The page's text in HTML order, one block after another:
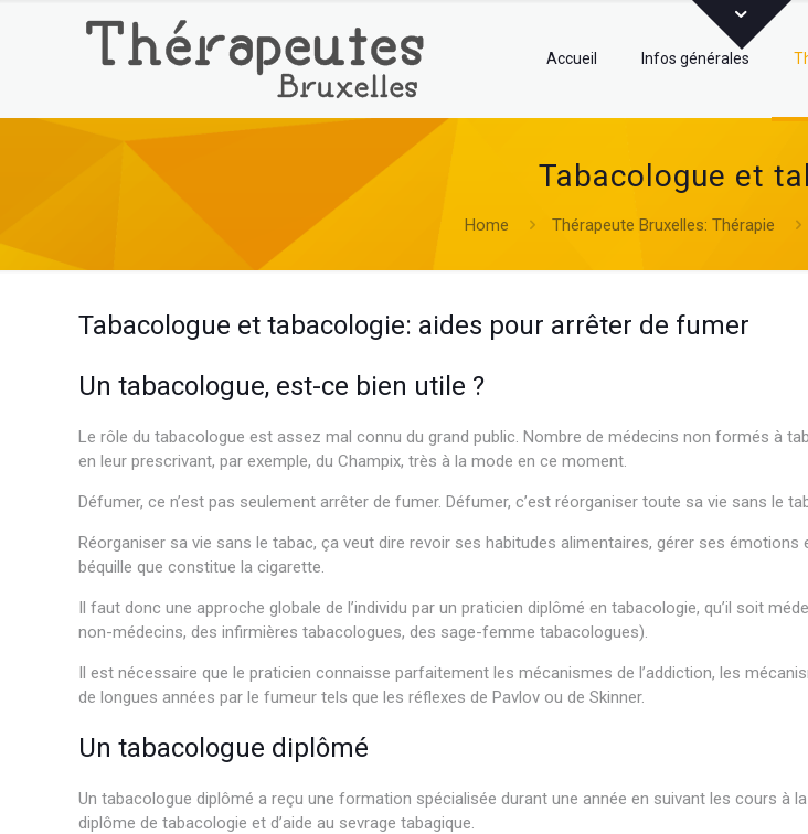
Accueil Infos générales
Tabacologue et
Home Thérapeute Bruxelles: Thérapie
Tabacologue et tabacologie: aides pour arrêter de fumer
Un tabacologue, est-ce bien utile ?
Le rôle du tabacologue est assez mal connu du grand public. Nombre de médecins non formés à
en leur prescrivant, par exemple, du Champix, très à la mode en ce moment.
Défumer, ce n’est pas seulement arrêter de fumer. Défumer, c’est réorganiser toute sa vie sans le
Réorganiser sa vie sans le tabac, ça veut dire revoir ses habitudes alimentaires, gérer ses
béquille que constitue la cigarette.
Il faut donc une approche globale de l’individu par un praticien diplômé en tabacologie, qu’il soit
non-médecins, des infirmières tabacologues, des sage-femme tabacologues).
Il est nécessaire que le praticien connaisse parfaitement les mécanismes de l’addiction, les
de longues années par le fumeur tels que les réflexes de Pavlov ou de Skinner.
Un tabacologue diplômé
Un tabacologue diplômé a reçu une formation spécialisée durant une année en suivant les cours à
diplôme de tabacologie et d’aide au sevrage tabagique.